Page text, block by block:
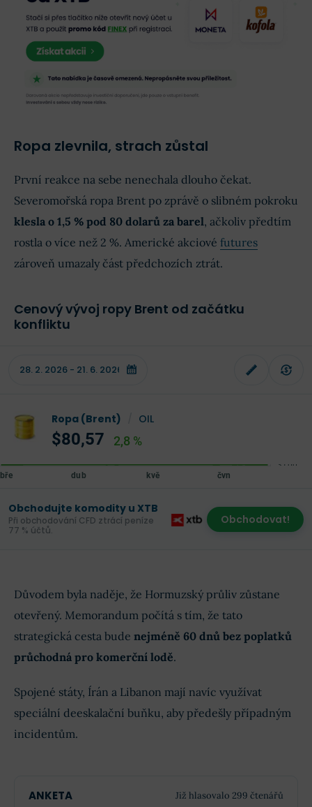
Ropa zlevnila, strach zůstal
První reakce na sebe nenechala dlouho čekat.
Severomořská ropa Brent po zprávě o slibném pokroku
klesla o 1,5 % pod 80 dolarů za barel, ačkoliv předtím
rostla o více než 2 %. Americké akciové futures
zároveň umazaly část předchozích ztrát.
Cenový vývoj ropy Brent od začátku
konfliktu
Ropa (Brent) OIL
$80,57 2,8 %
Obchodujte komodity u XTB
Při obchodování CFD ztrácí peníze
77 % účtů.
Obchodovat!
Důvodem byla naděje, že Hormuzský průliv zůstane
otevřený. Memorandum počítá s tím, že tato
strategická cesta bude nejméně 60 dnů bez poplatků
průchodná pro komerční lodě.
Spojené státy, Írán a Libanon mají navíc využívat
speciální deeskalační buňku, aby předešly případným
incidentům.
ANKETA Již hlasovalo 299 čtenářů